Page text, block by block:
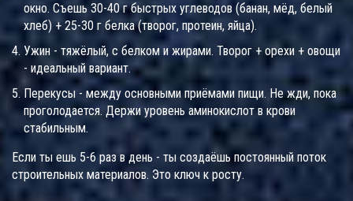
окно. Съешь 30-40 г быстрых углеводов (банан, мёд, белый
хлеб) + 25-30 г белка (творог, протеин, яйца).
Ужин - тяжёлый, с белком и жирами. Творог + орехи + овощи
- идеальный вариант.
Перекусы - между основными приёмами пищи. Не жди, пока
проголодается. Держи уровень аминокислот в крови
стабильным.
Если ты ешь 5-6 раз в день - ты создаёшь постоянный поток
строительных материалов. Это ключ к росту.